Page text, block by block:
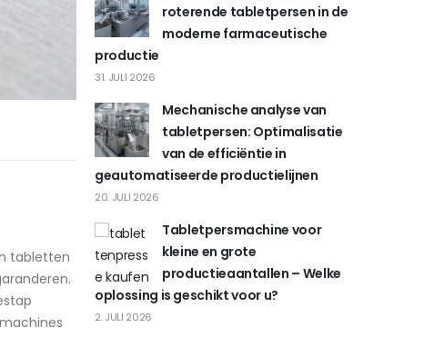
tabletten
roterende tabletpersen in de
moderne farmaceutische
productie
31. JULI 2026
Mechanische analyse van
tabletpersen: Optimalisatie
van de efficiëntie in
geautomatiseerde productielijnen
20. JULI 2026
Tabletpersmachine voor
kleine en grote
productieaantallen – Welke
oplossing is geschikt voor u?
2. JULI 2026